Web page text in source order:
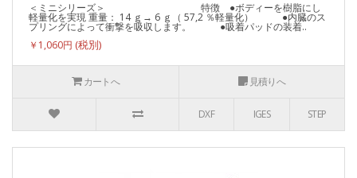
＜ミニシリーズ＞ 特徴 ●ボディーを樹脂にし
軽量化を実現 重量： 14 ｇ→ 6 ｇ（ 57,2 ％軽量化） ●内臓のス
プリングによって衝撃を吸収します。 ●吸着パッドの装着..
￥1,060円
カートへ 見積りへ
DXF IGES STEP